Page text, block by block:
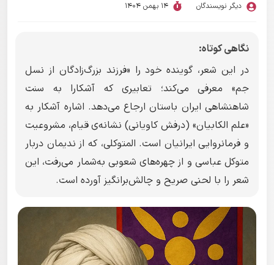
دیگر نویسندگان 14 بهمن 1404
نگاهی کوتاه:
در این شعر، گوینده خود را «فرزند بزرگ‌زادگان از نسل
جم» معرفی می‌کند؛ تعابیری که آشکارا به سنت
شاهنشاهی ایران باستان ارجاع می‌دهد. اشاره آشکار به
«علم الکابیان» (درفش کاویانی) نشانه‌ی قیام، مشروعیت
و فرمانروایی ایرانیان است. المتوکلی، که از ندیمان دربار
متوکل عباسی و از چهره‌های شعوبی به‌شمار می‌رفت، این
شعر را با لحنی صریح و چالش‌برانگیز آورده است.